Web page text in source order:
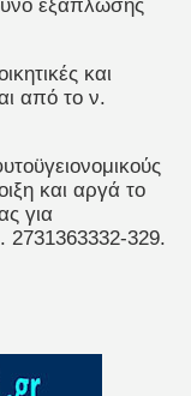
εξάπλωσης
και
από το ν.
και αργά το
για
2731363332-329.